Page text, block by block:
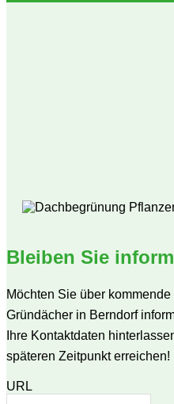
Bleiben Sie
Möchten Sie über
Gründächer in Berndorf
Ihre Kontaktdaten
späteren Zeitpunkt erreichen!
URL